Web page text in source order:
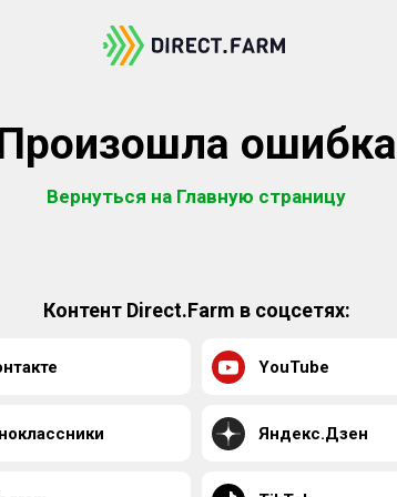
ошибка
Вернуться на Главную страницу
Контент Direct.Farm в соцсетях:
YouTube
Яндекс.Дзен